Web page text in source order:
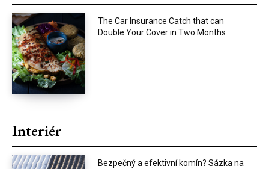
The Car Insurance Catch that can
Double Your Cover in Two Months
Interiér
Bezpečný a efektivní komín? Sázka na